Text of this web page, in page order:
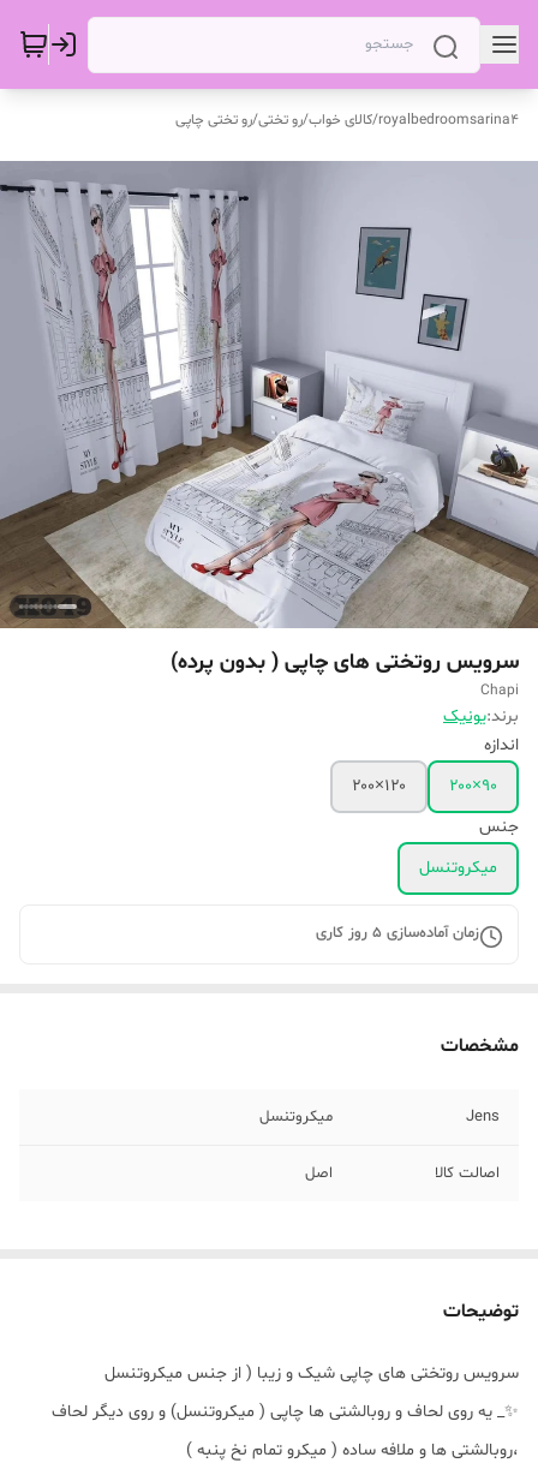
royalbedroomsarina4
/کالای خواب/رو تختی/رو تختی چاپی
سرویس روتختی های چاپی ( بدون پرده)
Chapi
برند:یونیک
اندازه
۹۰×۲۰۰
۱۲۰×۲۰۰
جنس
میکروتنسل
زمان آماده‌سازی 5 روز کاری
مشخصات
Jens میکروتنسل
اصالت کالا اصل
توضیحات
سرویس روتختی های چاپی شیک و زیبا ( از جنس میکروتنسل
✨_ یه روی لحاف و روبالشتی ها چاپی ( میکروتنسل) و روی دیگر لحاف
،روبالشتی ها و ملافه ساده ( میکرو تمام نخ پنبه )